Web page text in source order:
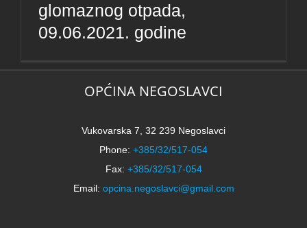
glomaznog otpada,
09.06.2021. godine
OPĆINA NEGOSLAVCI
Vukovarska 7, 32 239 Negoslavci
Phone: +385/32/517-054
Fax: +385/32/517-054
Email: opcina.negoslavci@gmail.com